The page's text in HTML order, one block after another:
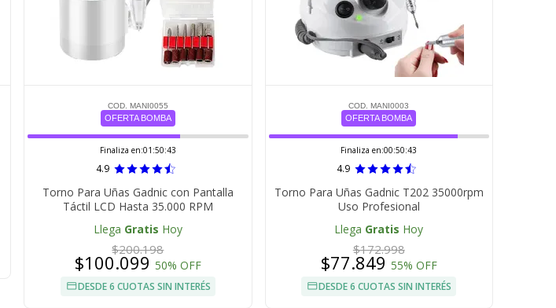
COD. MANI0055
OFERTA BOMBA
Finaliza en:01:50:42
4.9
Torno Para Uñas Gadnic con Pantalla
Táctil LCD Hasta 35.000 RPM
Llega Gratis Hoy
$200.198
$100.099 50% OFF
DESDE 6 CUOTAS SIN INTERÉS
COD. MANI0003
OFERTA BOMBA
Finaliza en:00:50:42
4.9
Torno Para Uñas Gadnic T202 35000rpm
Uso Profesional
Llega Gratis Hoy
$172.998
$77.849 55% OFF
DESDE 6 CUOTAS SIN INTERÉS